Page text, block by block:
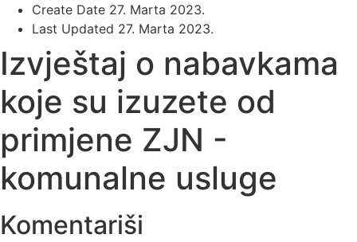
Create Date 27. Marta 2023.
Last Updated 27. Marta 2023.
Izvještaj o nabavkama
koje su izuzete od
primjene ZJN -
komunalne usluge
Komentariši